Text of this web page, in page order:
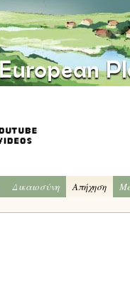
Δικαιοσύνη Απήχηση